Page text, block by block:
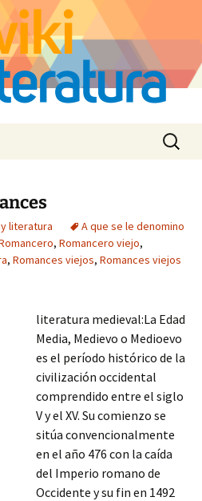
Buscar:
literatura
A que se le denomino
, Romancero viejo,
, Romances viejos, Romances viejos
literatura medieval:La Edad
Media, Medievo o Medioevo
es el período histórico de la
civilización occidental
comprendido entre el siglo
V y el XV. Su comienzo se
sitúa convencionalmente
en el año 476 con la caída
del Imperio romano de
Occidente y su fin en 1492